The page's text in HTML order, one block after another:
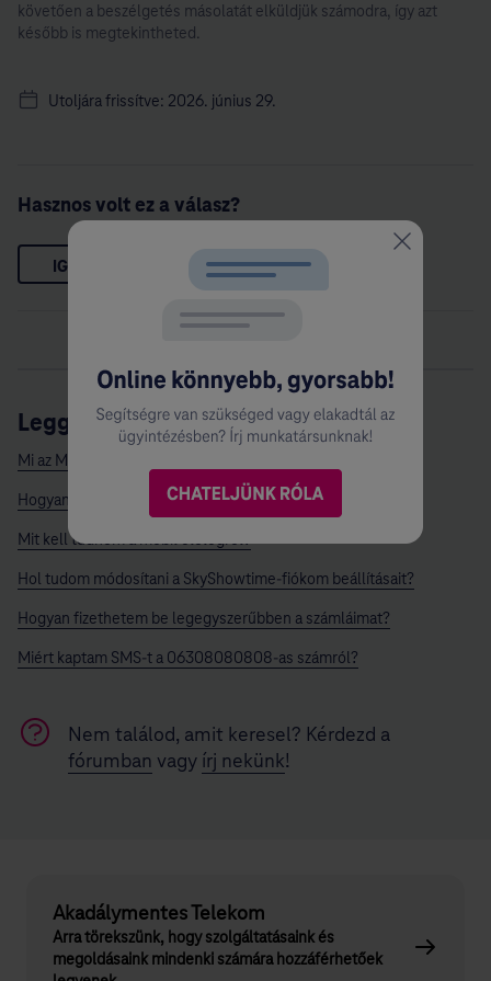
követően a beszélgetés másolatát elküldjük számodra, így azt
később is megtekintheted.
Utoljára frissítve: 2026. június 29.
Hasznos volt ez a válasz?
IGEN NEM
Leggyakoribb kérdések:
Mi az MT (Magyar Telekom) ügyfélazonosítóm?
Hogyan aktiválhatom az új 4G SIM kártyámat?
Mit kell tudnom a mobil előlegről?
Hol tudom módosítani a SkyShowtime-fiókom beállításait?
Hogyan fizethetem be legegyszerűbben a számláimat?
Miért kaptam SMS-t a 06308080808-as számról?
Nem találod, amit keresel? Kérdezd a
fórumban vagy írj nekünk!
Akadálymentes Telekom
Arra törekszünk, hogy szolgáltatásaink és
megoldásaink mindenki számára hozzáférhetőek